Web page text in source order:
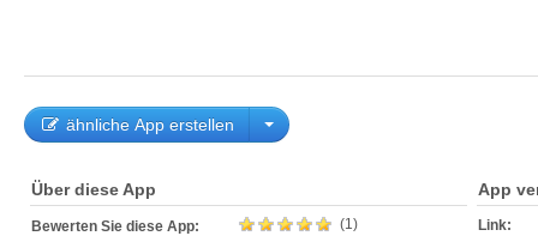
ähnliche App erstellen
Über diese App
Bewerten Sie diese App: (1)
App
Link: